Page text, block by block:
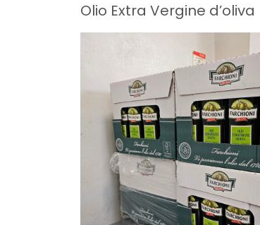
Olio Extra Vergine d’oliva